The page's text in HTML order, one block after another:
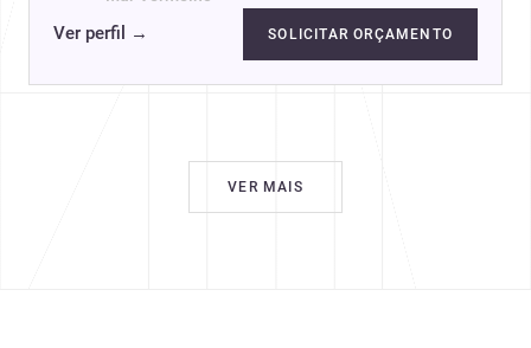
Ver perfil → SOLICITAR ORÇAMENTO
VER MAIS